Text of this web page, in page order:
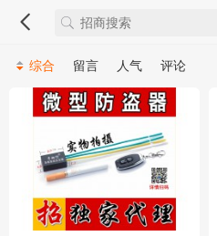
综合 留言 人气 评论